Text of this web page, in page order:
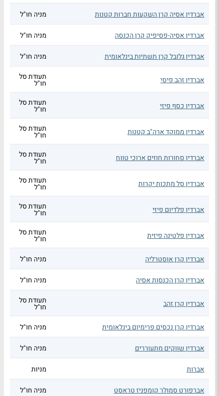
אברדין אסיה קרן השקעות חברות קטנות
מניה חו"ל
אברדין אסיה-פסיפיק קרן הכנסה מניה חו"ל
אברדין גלובל קרן תשתיות בינלאומית מניה חו"ל
אברדין זהב פיסי תעודת סל
חו"ל
אברדין כסף פיזי תעודת סל
חו"ל
אברדין ממוקד ארה"ב קטנות תעודת סל
חו"ל
אברדין סחורות חוזים ארוכי טווח תעודת סל
חו"ל
אברדין סל מתכות יקרות תעודת סל
חו"ל
אברדין פלדיום פיזי תעודת סל
חו"ל
אברדין פלטינה פיזית תעודת סל
חו"ל
אברדין קרן אוסטרליה
מניה חו"ל
אברדין קרן הכנסות אסיה מניה חו"ל
אברדין קרן זהב תעודת סל
חו"ל
אברדין קרן נכסים פרימיום בינלאומית
מניה חו"ל
אברדין שווקים מתעוררים מניה חו"ל
אברות מניות
אברפורט סמולר קומפניז טראסט מניה חו"ל